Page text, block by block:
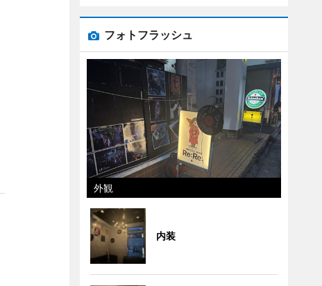
フォトフラッシュ
外観
内装